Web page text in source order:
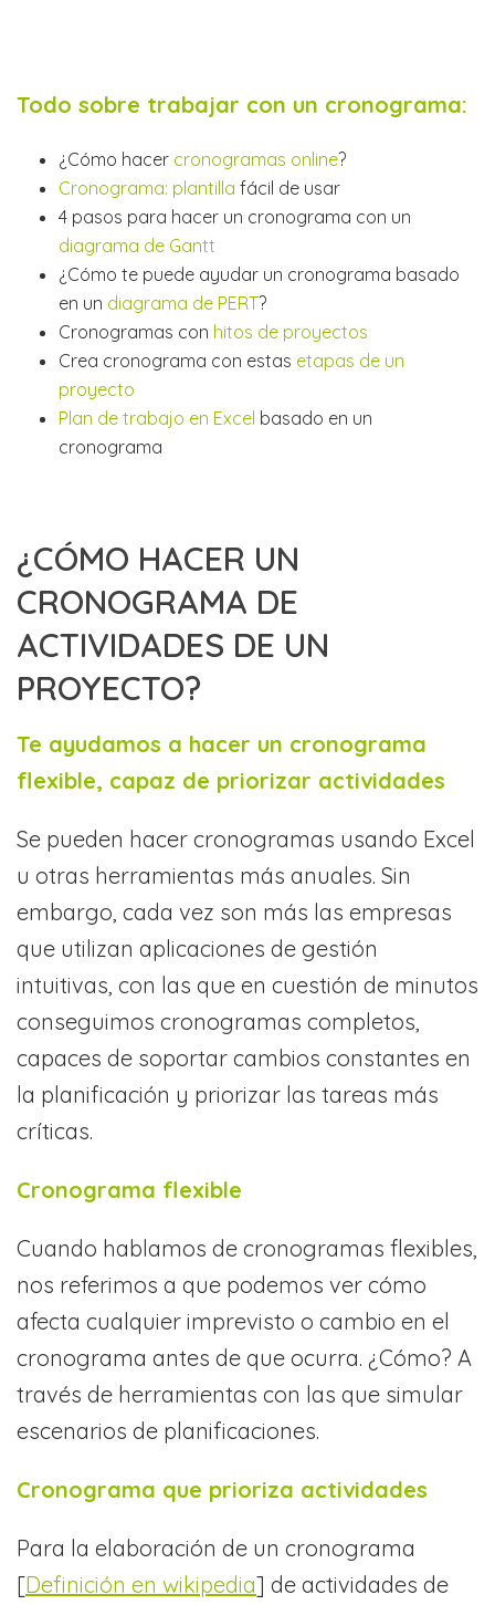
Todo sobre trabajar con un cronograma:
¿Cómo hacer cronogramas online?
Cronograma: plantilla fácil de usar
4 pasos para hacer un cronograma con un
diagrama de Gantt
¿Cómo te puede ayudar un cronograma basado
en un diagrama de PERT?
Cronogramas con hitos de proyectos
Crea cronograma con estas etapas de un
proyecto
Plan de trabajo en Excel basado en un
cronograma
¿CÓMO HACER UN
CRONOGRAMA DE
ACTIVIDADES DE UN
PROYECTO?
Te ayudamos a hacer un cronograma
flexible, capaz de priorizar actividades
Se pueden hacer cronogramas usando Excel
u otras herramientas más anuales. Sin
embargo, cada vez son más las empresas
que utilizan aplicaciones de gestión
intuitivas, con las que en cuestión de minutos
conseguimos cronogramas completos,
capaces de soportar cambios constantes en
la planificación y priorizar las tareas más
críticas.
Cronograma flexible
Cuando hablamos de cronogramas flexibles,
nos referimos a que podemos ver cómo
afecta cualquier imprevisto o cambio en el
cronograma antes de que ocurra. ¿Cómo? A
través de herramientas con las que simular
escenarios de planificaciones.
Cronograma que prioriza actividades
Para la elaboración de un cronograma
[Definición en wikipedia] de actividades de